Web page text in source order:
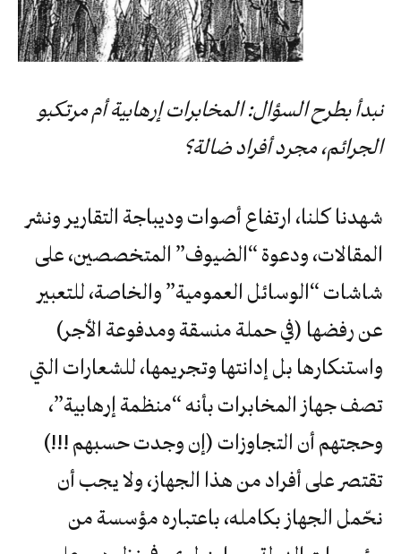
نبدأ بطرح السؤال: المخابرات إرهابية أم مرتكبو
الجرائم، مجرد أفراد ضالة؟
شهدنا كلنا، ارتفاع أصوات وديباجة التقارير ونشر
المقالات، ودعوة “الضيوف” المتخصصين، على
شاشات “الوسائل العمومية” والخاصة، للتعبير
عن رفضها (في حملة منسقة ومدفوعة الأجر)
واستنكارها بل إدانتها وتجريمها، للشعارات التي
تصف جهاز المخابرات بأنه “منظمة إرهابية”،
وحجتهم أن التجاوزات (إن وجدت حسبهم !!!)
تقتصر على أفراد من هذا الجهاز، ولا يجب أن
نحّمل الجهاز بكامله، باعتباره مؤسسة من